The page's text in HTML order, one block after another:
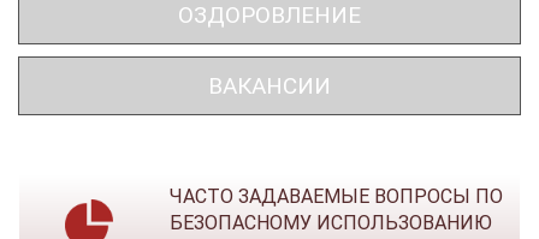
ОЗДОРОВЛЕНИЕ
ВАКАНСИИ
ЧАСТО ЗАДАВАЕМЫЕ ВОПРОСЫ ПО
БЕЗОПАСНОМУ ИСПОЛЬЗОВАНИЮ